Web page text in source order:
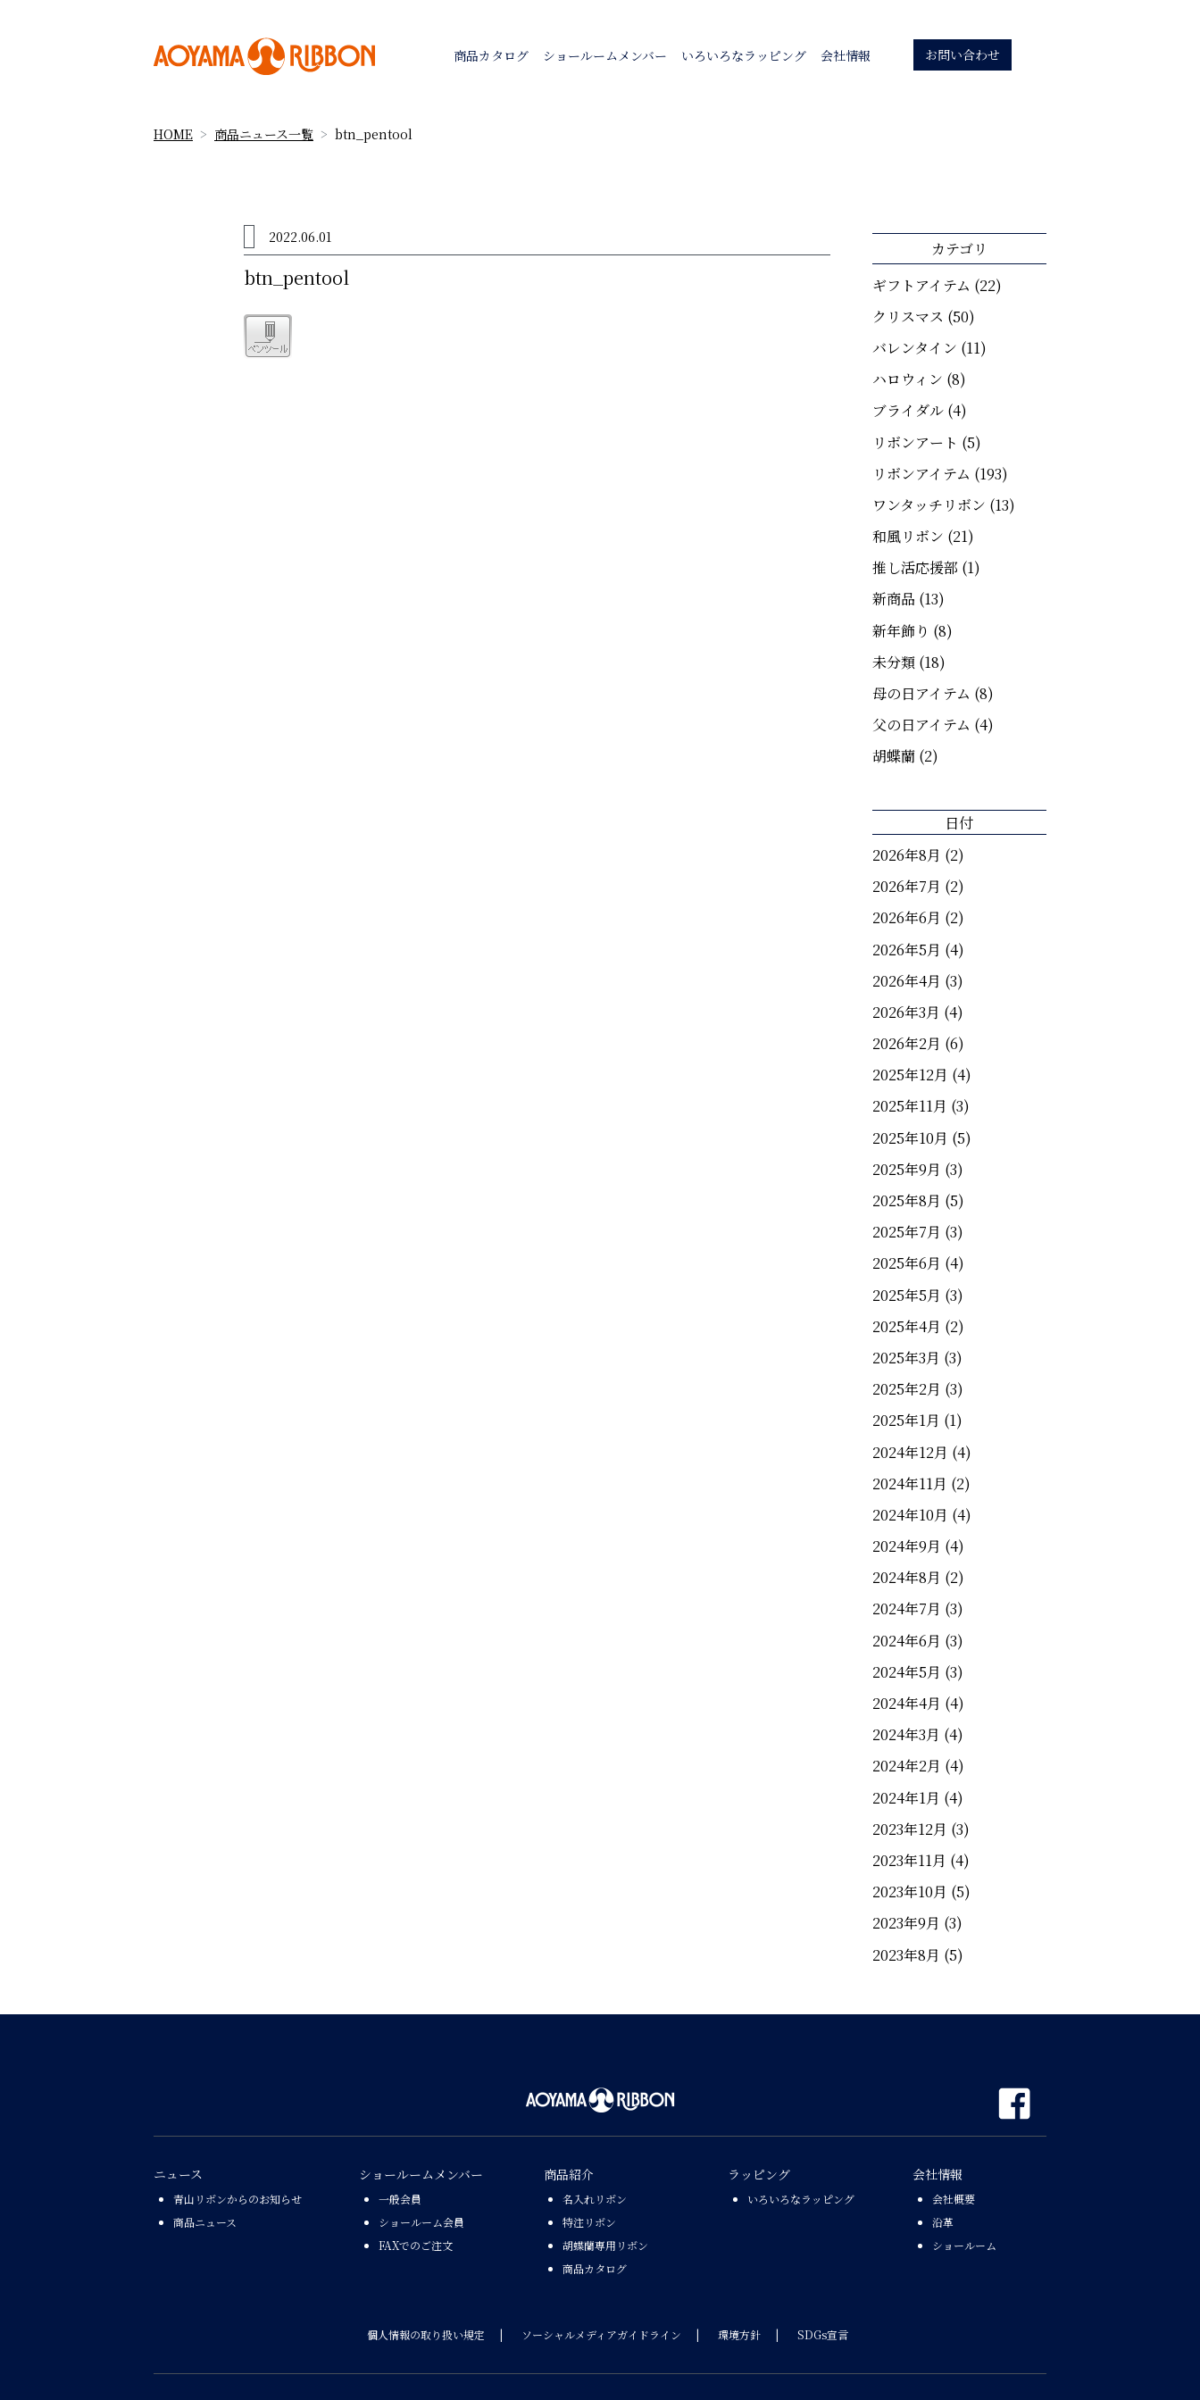
商品カタログ ショールームメンバー いろいろなラッピング 会社情報 お問い合わせ
HOME 商品ニュース一覧 btn_pentool
2022.06.01
btn_pentool
カテゴリ
ギフトアイテム (22)
クリスマス (50)
バレンタイン (11)
ハロウィン (8)
ブライダル(4)
リボンアート (5)
リボンアイテム (193)
ワンタッチリボン (13)
和風リボン (21)
推し活応援部 (1)
新商品 (13)
新年飾り (8)
未分類(18)
母の日アイテム (8)
父の日アイテム (4)
胡蝶蘭(2)
日付
2026年8月 (2)
2026年7月 (2)
2026年6月 (2)
2026年5月 (4)
2026年4月 (3)
2026年3月 (4)
2026年2月 (6)
2025年12月 (4)
2025年11月 (3)
2025年10月 (5)
2025年9月 (3)
2025年8月 (5)
2025年7月 (3)
2025年6月 (4)
2025年5月 (3)
2025年4月 (2)
2025年3月 (3)
2025年2月 (3)
2025年1月 (1)
2024年12月 (4)
2024年11月 (2)
2024年10月 (4)
2024年9月 (4)
2024年8月 (2)
2024年7月 (3)
2024年6月 (3)
2024年5月 (3)
2024年4月 (4)
2024年3月 (4)
2024年2月 (4)
2024年1月 (4)
2023年12月 (3)
2023年11月 (4)
2023年10月 (5)
2023年9月 (3)
2023年8月 (5)
ニュース
青山リボンからのお知らせ
商品ニュース
ショールームメンバー
一般会員
ショールーム会員
FAXでのご注文
商品紹介
名入れリボン
特注リボン
胡蝶蘭専用リボン
商品カタログ
ラッピング
いろいろなラッピング
会社情報
会社概要
沿革
ショールーム
個人情報の取り扱い規定 ソーシャルメディアガイドライン 環境方針 SDGs宣言